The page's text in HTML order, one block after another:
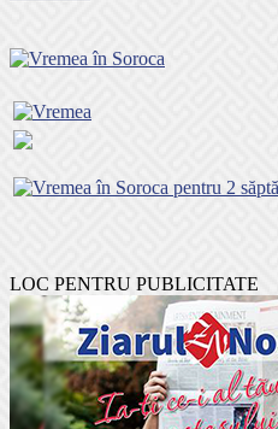
LOC PENTRU PUBLICITATE